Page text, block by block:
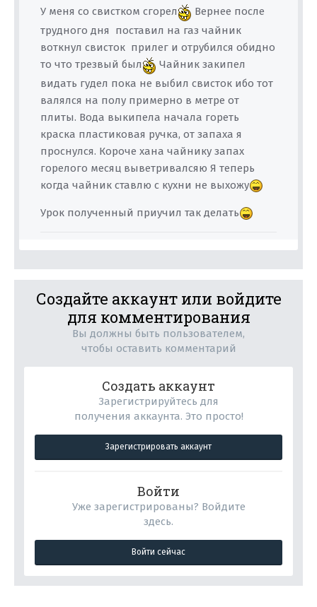
У меня со свистком сгорел
Вернее после
трудного дня поставил на газ чайник
воткнул свисток прилег и отрубился обидно
то что трезвый был
Чайник закипел
видать гудел пока не выбил свисток ибо тот
валялся на полу примерно в метре от
плиты. Вода выкипела начала гореть
краска пластиковая ручка, от запаха я
проснулся. Короче хана чайнику запах
горелого месяц выветривалсяю Я теперь
когда чайник ставлю с кухни не выхожу
Урок полученный приучил так делать
Создайте аккаунт или войдите
для комментирования
Вы должны быть пользователем,
чтобы оставить комментарий
Создать аккаунт
Зарегистрируйтесь для
получения аккаунта. Это просто!
Зарегистрировать аккаунт
Войти
Уже зарегистрированы? Войдите
здесь.
Войти сейчас